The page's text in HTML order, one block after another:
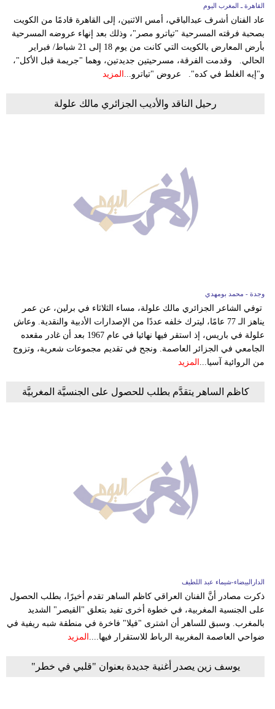
القاهرة ـ المغرب اليوم
عاد الفنان أشرف عبدالباقي، أمس الاثنين، إلى القاهرة قادمًا من الكويت
بصحبة فرقته المسرحية "تياترو مصر"، وذلك بعد إنهاء عروضه المسرحية
بأرض المعارض بالكويت التي كانت من يوم 18 إلى 21 شباط/ فبراير
الحالي. وقدمت الفرقة، مسرحيتين جديدتين، وهما "جريمة قبل الأكل"،
و"إيه الغلط في كده". عروض "تياترو...
المزيد
رحيل الناقد والأديب الجزائري مالك علولة
وجدة - محمد بومهدي
توفي الشاعر الجزائري مالك علولة، مساء الثلاثاء في برلين، عن عمر
يناهز الـ 77 عامًا، ليترك خلفه عددًا من الإصدارات الأدبية والنقدية. وعاش
علولة في باريس، إذ استقر فيها نهائيا في عام 1967 بعد أن غادر مقعده
الجامعي في الجزائر العاصمة. ونجح في تقديم مجموعات شعرية، وتزوج
من الروائية آسيا...
المزيد
كاظم الساهر يتقدَّم بطلب للحصول على الجنسيَّة المغربيَّة
الدارالبيضاء-شيماء عبد اللطيف
ذكرت مصادر أنَّ الفنان العراقي كاظم الساهر تقدم أخيرًا، بطلب الحصول
على الجنسية المغربية، في خطوة أخرى تفيد بتعلق "القيصر" الشديد
بالمغرب. وسبق للساهر أن اشترى "فيلا" فاخرة في منطقة شبه ريفية في
ضواحي العاصمة المغربية الرباط للاستقرار فيها.... المزيد
يوسف زين يصدر أغنية جديدة بعنوان "قلبي في خطر"